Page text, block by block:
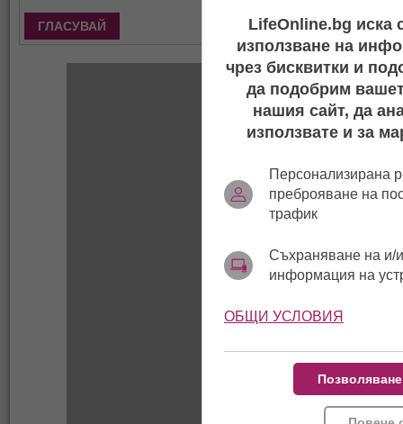
Покажи резултати
LifeOnline.bg иска
използване на
чрез бисквитки и
да подобрим
нашия сайт, да
използвате и за
Персонализирана
преброяване на
трафик
Съхраняване на и/
информация на
ОБЩИ УСЛОВИЯ